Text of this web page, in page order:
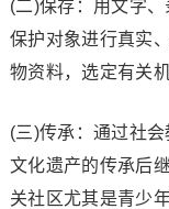
(二)保存：用文字
保护对象进行真实
物资料，选定有关
(三)传承：通过社
文化遗产的传承后
关社区尤其是青少